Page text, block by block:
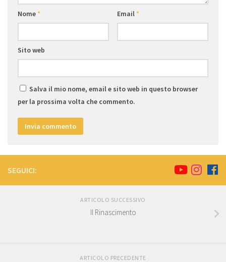
Nome* Email*
Sito web
Salva il mio nome, email e sito web in questo browser
per la prossima volta che commento.
SEGUICI:
ARTICOLO SUCCESSIVO
Il Rinascimento
ARTICOLO PRECEDENTE